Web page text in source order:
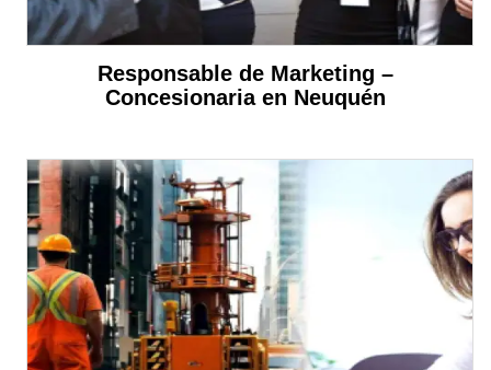
Responsable de Marketing –
Concesionaria en Neuquén